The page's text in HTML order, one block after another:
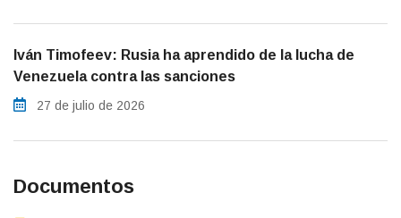
Iván Timofeev: Rusia ha aprendido de la lucha de
Venezuela contra las sanciones
27 de julio de 2026
Documentos